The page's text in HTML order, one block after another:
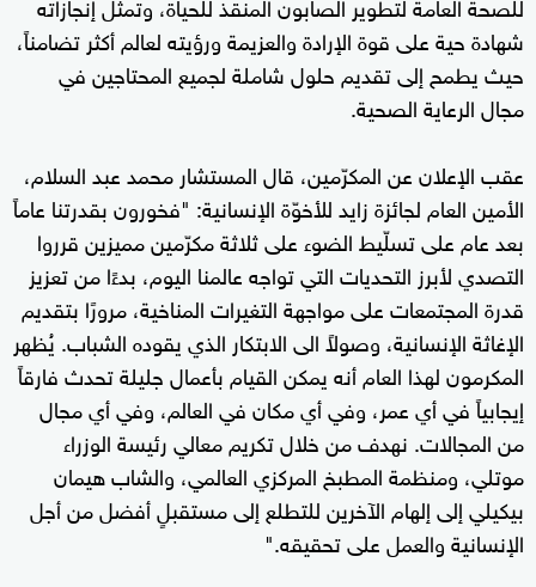
شهادة حية على قوة الإرادة والعزيمة ورؤيته لعالم أكثر تضامناً،
حيث يطمح إلى تقديم حلول شاملة لجميع المحتاجين في
مجال الرعاية الصحية.
عقب الإعلان عن المكرّمين، قال المستشار محمد عبد السلام،
الأمين العام لجائزة زايد للأخوّة الإنسانية: "فخورون بقدرتنا عاماً
بعد عام على تسلّيط الضوء على ثلاثة مكرّمين مميزين قرروا
التصدي لأبرز التحديات التي تواجه عالمنا اليوم، بدءًا من تعزيز
قدرة المجتمعات على مواجهة التغيرات المناخية، مرورًا بتقديم
الإغاثة الإنسانية، وصولاً الى الابتكار الذي يقوده الشباب. يُظهر
المكرمون لهذا العام أنه يمكن القيام بأعمال جليلة تحدث فارقاً
إيجابياً في أي عمر، وفي أي مكان في العالم، وفي أي مجال
من المجالات. نهدف من خلال تكريم معالي رئيسة الوزراء
موتلي، ومنظمة المطبخ المركزي العالمي، والشاب هيمان
بيكيلي إلى إلهام الآخرين للتطلع إلى مستقبلٍ أفضل من أجل
الإنسانية والعمل على تحقيقه."